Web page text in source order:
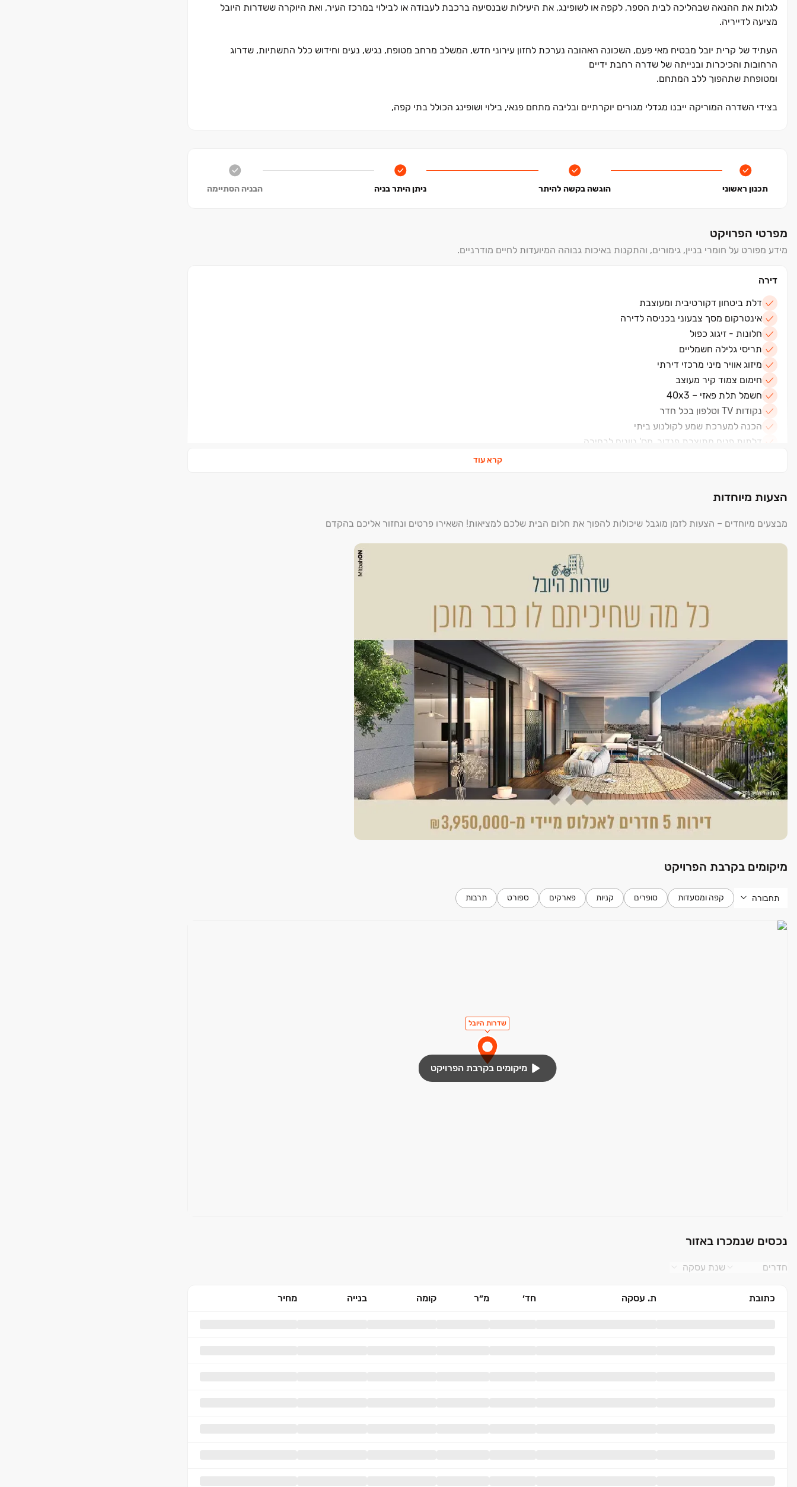
לגלות את ההנאה שבהליכה לבית הספר, לקפה או לשופינג, את היעילות שבנסיעה ברכבת לעבודה או לבילוי במרכז העיר, ואת היוקרה ששדרות היובל
מציעה לדייריה.
העתיד של קרית יובל מבטיח מאי פעם, השכונה האהובה נערכת לחזון עירוני חדש, המשלב מרחב מטופח, נגיש, נעים וחידוש כלל התשתיות, שדרוג
הרחובות והכיכרות ובנייתה של שדרה רחבת ידיים
ומטופחת שתהפוך ללב המתחם.
בצידי השדרה המוריקה ייבנו מגדלי מגורים יוקרתיים ובליבה מתחם פנאי, בילוי ושופינג הכולל בתי קפה,
תכנון ראשוני הוגשה בקשה להיתר ניתן היתר בניה הבניה הסתיימה
מפרטי הפרויקט
מידע מפורט על חומרי בניין, גימורים, והתקנות באיכות גבוהה המיועדות לחיים מודרניים.
דירה
דלת ביטחון דקורטיבית ומעוצבת
אינטרקום מסך צבעוני בכניסה לדירה
חלונות - זיגוג כפול
תריסי גלילה חשמליים
מיזוג אוויר מיני מרכזי דירתי
חימום צמוד קיר מעוצב
חשמל תלת פאזי – 40x3
נקודות TV וטלפון בכל חדר
הכנה למערכת שמע לקולנוע ביתי
דלתות פנים מתוצרת פנדור, מס' גוונים לבחירה
ריצוף הדירה - פורצלן 80x80 ס"מ
ריצוף וחיפוי חדרי רחצה – פורצלן אנטי סליפ
לובי כניסה מפואר ומעוצב
חדר עגלות ואופניים
חדר לרווחת הדיירים
3 מעליות בניין
מנגנון פיקוד שבת באחת המעליות
מצנח (שוט) אשפה בכל קומה
קרא עוד
הצעות מיוחדות
מבצעים מיוחדים – הצעות לזמן מוגבל שיכולות להפוך את חלום הבית שלכם למציאות! השאירו פרטים ונחזור אליכם בהקדם
מיקומים בקרבת הפרויקט
תחבורה קפה ומסעדות סופרים קניות פארקים ספורט תרבות
שדרות היובל
מיקומים בקרבת הפרויקט
נכסים שנמכרו באזור
חדרים שנת עסקה
כתובת ת. עסקה חד׳ מ״ר קומה בנייה מחיר